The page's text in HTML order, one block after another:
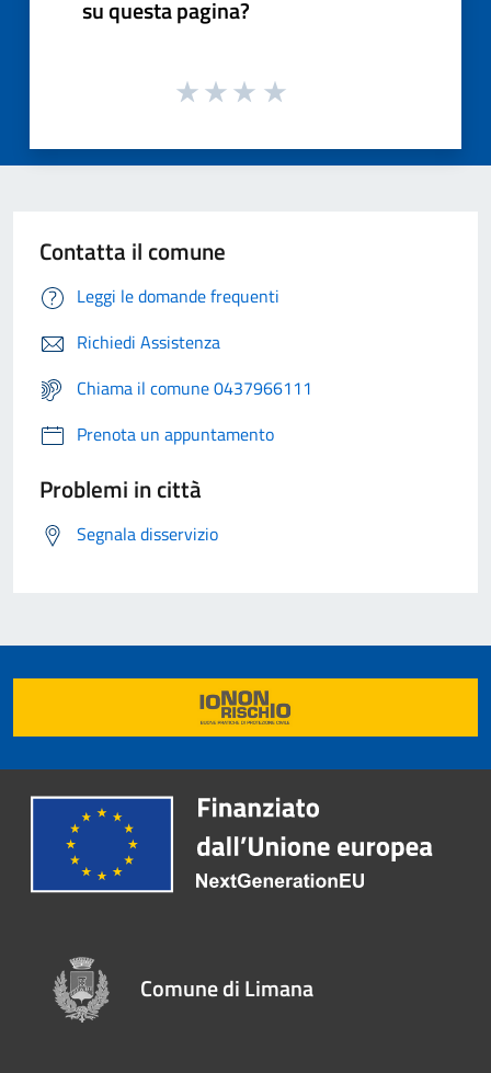
su questa pagina?
Contatta il comune
Leggi le domande frequenti
Richiedi Assistenza
Chiama il comune 0437966111
Prenota un appuntamento
Problemi in città
Segnala disservizio
Comune di Limana